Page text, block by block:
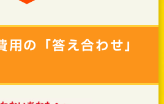
の「答え合わせ」